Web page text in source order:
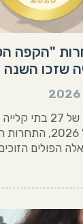
שזכו השנה
142 תערובות וזני
בתחרות "הקפה
הפולים